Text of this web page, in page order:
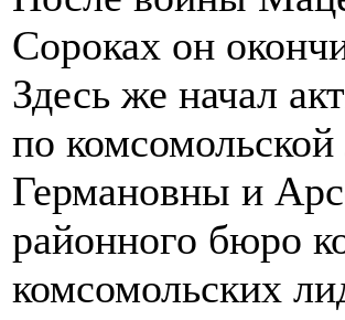
Сороках он
Здесь же начал
по
Германовны и
районного бюро
комсомольских